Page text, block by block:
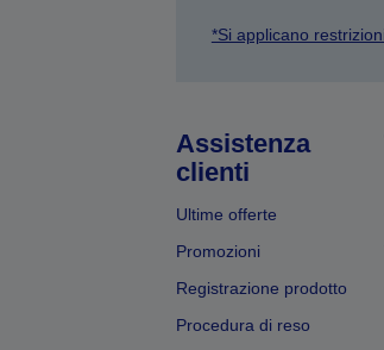
*Si applicano restrizioni
Assistenza
clienti
Ultime offerte
Promozioni
Registrazione prodotto
Procedura di reso